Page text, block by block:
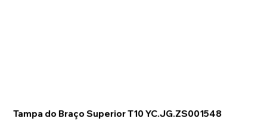
Tampa do Braço Superior T10 YC.JG.ZS001548